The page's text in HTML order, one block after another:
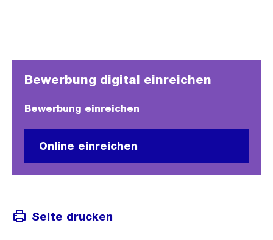
Bewerbung digital einreichen
Bewerbung einreichen
Online einreichen
Seite drucken